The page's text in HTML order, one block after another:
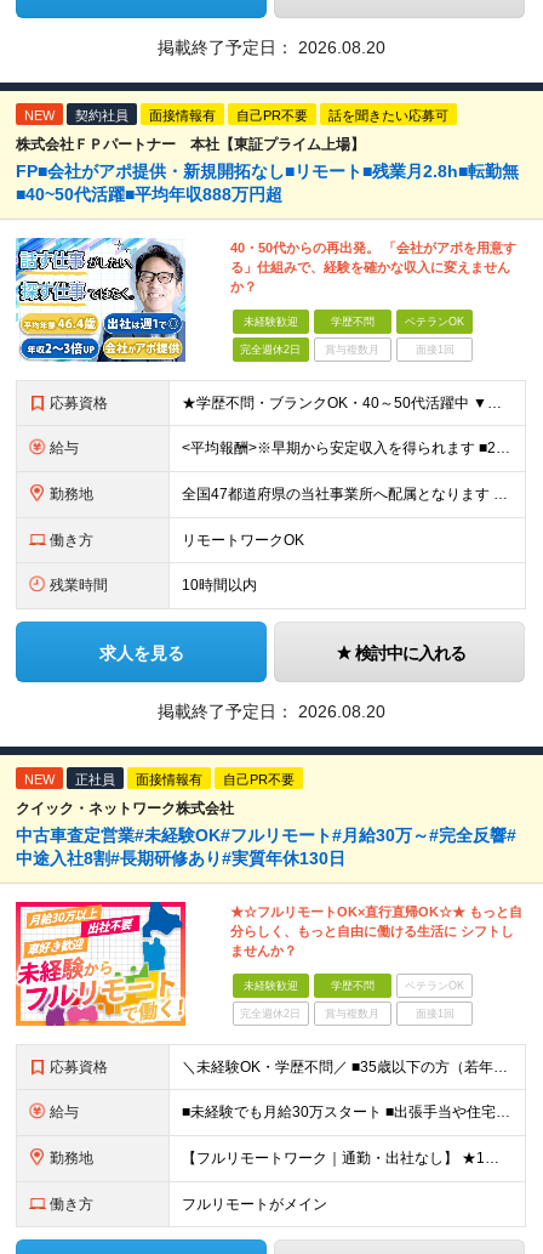
掲載終了予定日： 2026.08.20
NEW 契約社員 面接情報有 自己PR不要 話を聞きたい応募可
株式会社ＦＰパートナー 本社【東証プライム上場】
FP■会社がアポ提供・新規開拓なし■リモート■残業月2.8h■転勤無
■40~50代活躍■平均年収888万円超
40・50代からの再出発。 「会社がアポを用意す
る」仕組みで、経験を確かな収入に変えません
か？
未経験歓迎 学歴不問 ベテランOK
完全週休2日 賞与複数月 面接1回
応募資格 ★学歴不問・ブランクOK・40～50代活躍中 ▼以下いずれかのご経験をお持ちの方 ■金融業界（保険会社や銀行、証券会社、信用金庫など）での就業経験 ■何かしらの営業経験をお持ちの方 ※ブランクのある方
給与 <平均報酬>※早期から安定収入を得られます ■2年目～：888万円 ■3年目～：960万円 ■4年目～：1028万円 ★成果連動型報酬（営業成績に応じて支給/45時間分固定残業代含む/超過分は別途支
勤務地 全国47都道府県の当社事業所へ配属となります ※居住地や希望の勤務先を考慮します ※リモートワークOK／転勤なし ＜本社＞ 東京都台東区浅草橋1-1-8 FP浅草橋ビル (変更の範囲)上記を除く当
働き方 リモートワークOK
残業時間 10時間以内
求人を見る 検討中に入れる
掲載終了予定日： 2026.08.20
NEW 正社員 面接情報有 自己PR不要
クイック・ネットワーク株式会社
中古車査定営業#未経験OK#フルリモート#月給30万～#完全反響#
中途入社8割#長期研修あり#実質年休130日
★☆フルリモートOK×直行直帰OK☆★ もっと自
分らしく、もっと自由に働ける生活に シフトし
ませんか？
未経験歓迎 学歴不問 ベテランOK
完全週休2日 賞与複数月 面接1回
応募資格 ＼未経験OK・学歴不問／ ■35歳以下の方（若年層の長期キャリア形成のため） ■第二新卒OK ■普通自動車免許（AT）をお持ちの方 ▼▽こんな方はぜひご応募ください！▽▼ 「車の運転が好き！」 「地
給与 ■未経験でも月給30万スタート ■出張手当や住宅手当あり 【東京都・神奈川県】 月給35万円～60万円＋インセンティブ＋賞与＋諸手当 上記月給は、月42時間分の固定残業代（月8万3900円以上）を含
勤務地 【フルリモートワーク｜通勤・出社なし】 ★1人1台社用車貸与 ★転勤なし ★直帰直行OK 【本社】 兵庫県神戸市中央区明石町44 神戸御幸ビル4F ★☆積極採用中☆★ ◆北海道・東北：札幌／福島／
働き方 フルリモートがメイン